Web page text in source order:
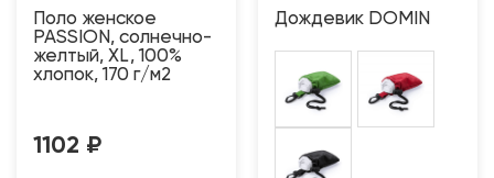
Поло женское
PASSION, солнечно-
желтый, XL, 100%
хлопок, 170 г/м2
1102 ₽
Дождевик DOMIN